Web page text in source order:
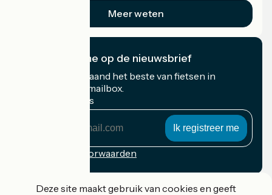
Meer weten
Ik abonneer me op de nieuwsbrief
Ontvang elke maand het beste van fietsen in
Frankrijk in uw mailbox.
Mijn e-mailadres
Inschrijvingsvoorwaarden
Deze site maakt gebruik van cookies en geeft